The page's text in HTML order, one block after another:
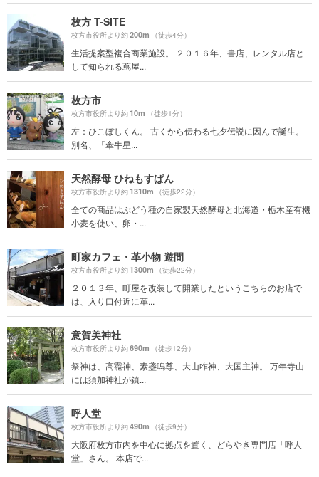
枚方 T-SITE
枚方市役所より約200m （徒歩4分）
生活提案型複合商業施設。 ２０１６年、書店、レンタル店と
して知られる蔦屋...
枚方市
枚方市役所より約10m （徒歩1分）
左：ひこぼしくん。 古くから伝わる七夕伝説に因んで誕生。
別名、「牽牛星...
天然酵母 ひねもすぱん
枚方市役所より約1310m （徒歩22分）
全ての商品はぶどう種の自家製天然酵母と北海道・栃木産有機
小麦を使い、卵・...
町家カフェ・革小物 遊間
枚方市役所より約1300m （徒歩22分）
２０１３年、町屋を改装して開業したというこちらのお店で
は、入り口付近に革...
意賀美神社
枚方市役所より約690m （徒歩12分）
祭神は、高龗神、素盞嗚尊、大山咋神、大国主神。 万年寺山
には須加神社が鎮...
呼人堂
枚方市役所より約490m （徒歩9分）
大阪府枚方市内を中心に拠点を置く、どらやき専門店「呼人
堂」さん。 本店で...